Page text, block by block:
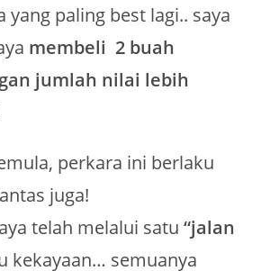
yang paling best lagi.. saya
membeli 2 buah
jumlah nilai lebih
perkara ini berlaku
juga!
telah melalui satu “jalan
kekayaan… semuanya